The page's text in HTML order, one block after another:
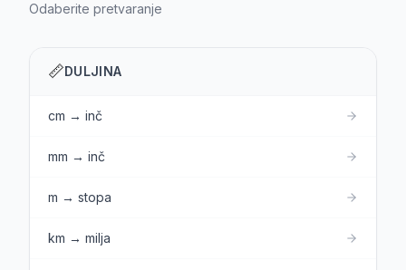
Odaberite pretvaranje
📏DULJINA
cm → inč
mm → inč
m → stopa
km → milja